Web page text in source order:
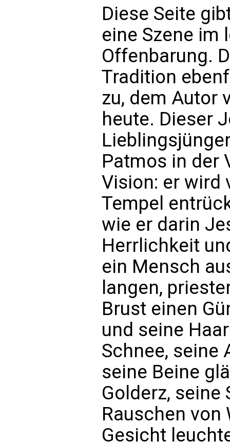
Diese Seite
eine Szene im
Offenbarung.
Tradition
zu, dem Autor
heute. Dieser
Patmos in der
Vision: er wird
Tempel
wie er darin
Herrlichkeit
ein Mensch
langen,
Brust einen
und seine
Schnee, seine
seine Beine
Golderz,
Rauschen von
Gesicht